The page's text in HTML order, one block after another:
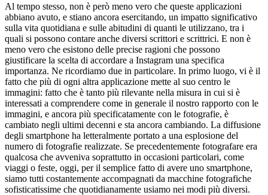
Al tempo stesso, non è però meno vero che queste applicazioni
abbiano avuto, e stiano ancora esercitando, un impatto significativo
sulla vita quotidiana e sulle abitudini di quanti le utilizzano, tra i
quali si possono contare anche diversi scrittori e scrittrici. E non è
meno vero che esistono delle precise ragioni che possono
giustificare la scelta di accordare a Instagram una specifica
importanza. Ne ricordiamo due in particolare. In primo luogo, vi è il
fatto che più di ogni altra applicazione mette al suo centro le
immagini: fatto che è tanto più rilevante nella misura in cui si è
interessati a comprendere come in generale il nostro rapporto con le
immagini, e ancora più specificatamente con le fotografie, è
cambiato negli ultimi decenni e sta ancora cambiando. La diffusione
degli smartphone ha letteralmente portato a una esplosione del
numero di fotografie realizzate. Se precedentemente fotografare era
qualcosa che avveniva soprattutto in occasioni particolari, come
viaggi o feste, oggi, per il semplice fatto di avere uno smartphone,
siamo tutti costantemente accompagnati da macchine fotografiche
sofisticatissime che quotidianamente usiamo nei modi più diversi.